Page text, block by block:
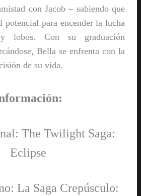
con Jacob – sabiendo que
potencial para encender la lucha
lobos. Con su graduación
Bella se enfrenta con la
de su vida.
The Twilight Saga:
Eclipse
La Saga Crepúsculo: